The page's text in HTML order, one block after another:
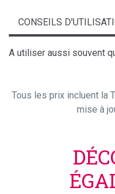
CONSEILS
A utiliser aussi souvent
Tous les prix incluent la
mise à